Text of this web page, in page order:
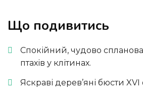
Що подивитись
Спокійний, чудово
птахів у клітинах.
Яскраві дерев’яні бюсти